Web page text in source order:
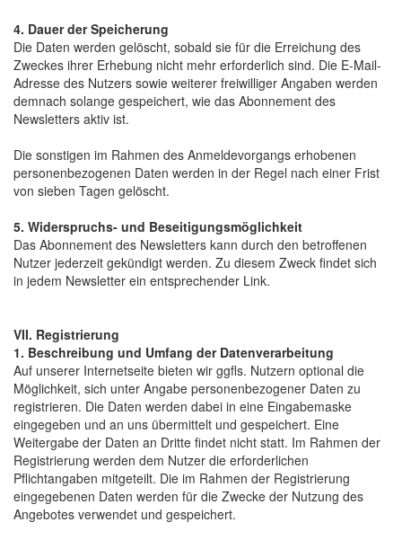
4. Dauer der Speicherung
Die Daten werden gelöscht, sobald sie für die Erreichung des
Zweckes ihrer Erhebung nicht mehr erforderlich sind. Die E-Mail-
Adresse des Nutzers sowie weiterer freiwilliger Angaben werden
demnach solange gespeichert, wie das Abonnement des
Newsletters aktiv ist.
Die sonstigen im Rahmen des Anmeldevorgangs erhobenen
personenbezogenen Daten werden in der Regel nach einer Frist
von sieben Tagen gelöscht.
5. Widerspruchs- und Beseitigungsmöglichkeit
Das Abonnement des Newsletters kann durch den betroffenen
Nutzer jederzeit gekündigt werden. Zu diesem Zweck findet sich
in jedem Newsletter ein entsprechender Link.
VII. Registrierung
1. Beschreibung und Umfang der Datenverarbeitung
Auf unserer Internetseite bieten wir ggfls. Nutzern optional die
Möglichkeit, sich unter Angabe personenbezogener Daten zu
registrieren. Die Daten werden dabei in eine Eingabemaske
eingegeben und an uns übermittelt und gespeichert. Eine
Weitergabe der Daten an Dritte findet nicht statt. Im Rahmen der
Registrierung werden dem Nutzer die erforderlichen
Pflichtangaben mitgeteilt. Die im Rahmen der Registrierung
eingegebenen Daten werden für die Zwecke der Nutzung des
Angebotes verwendet und gespeichert.